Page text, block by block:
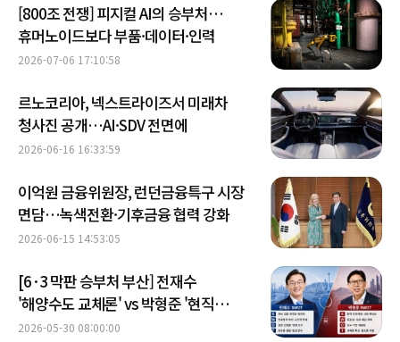
[800조 전쟁] 피지컬 AI의 승부처…
휴머노이드보다 부품·데이터·인력
2026-07-06 17:10:58
르노코리아, 넥스트라이즈서 미래차
청사진 공개…AI·SDV 전면에
2026-06-16 16:33:59
이억원 금융위원장, 런던금융특구 시장
면담…녹색전환·기후금융 협력 강화
2026-06-15 14:53:05
[6·3 막판 승부처 부산] 전재수
'해양수도 교체론' vs 박형준 '현직
완성론'
2026-05-30 08:00:00